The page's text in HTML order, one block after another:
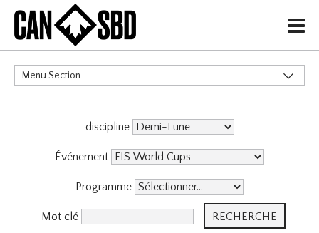
H
Menu Section
discipline
Événement
Programme
Mot clé